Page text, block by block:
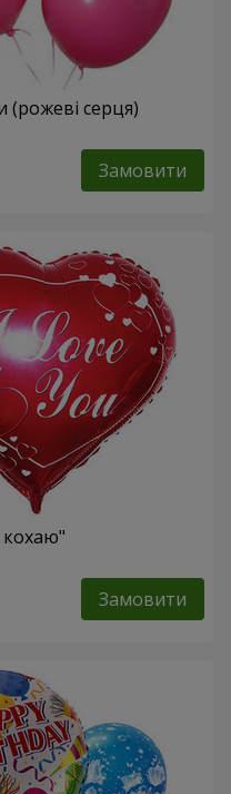
(рожеві серця)
Замовити
кохаю"
Замовити